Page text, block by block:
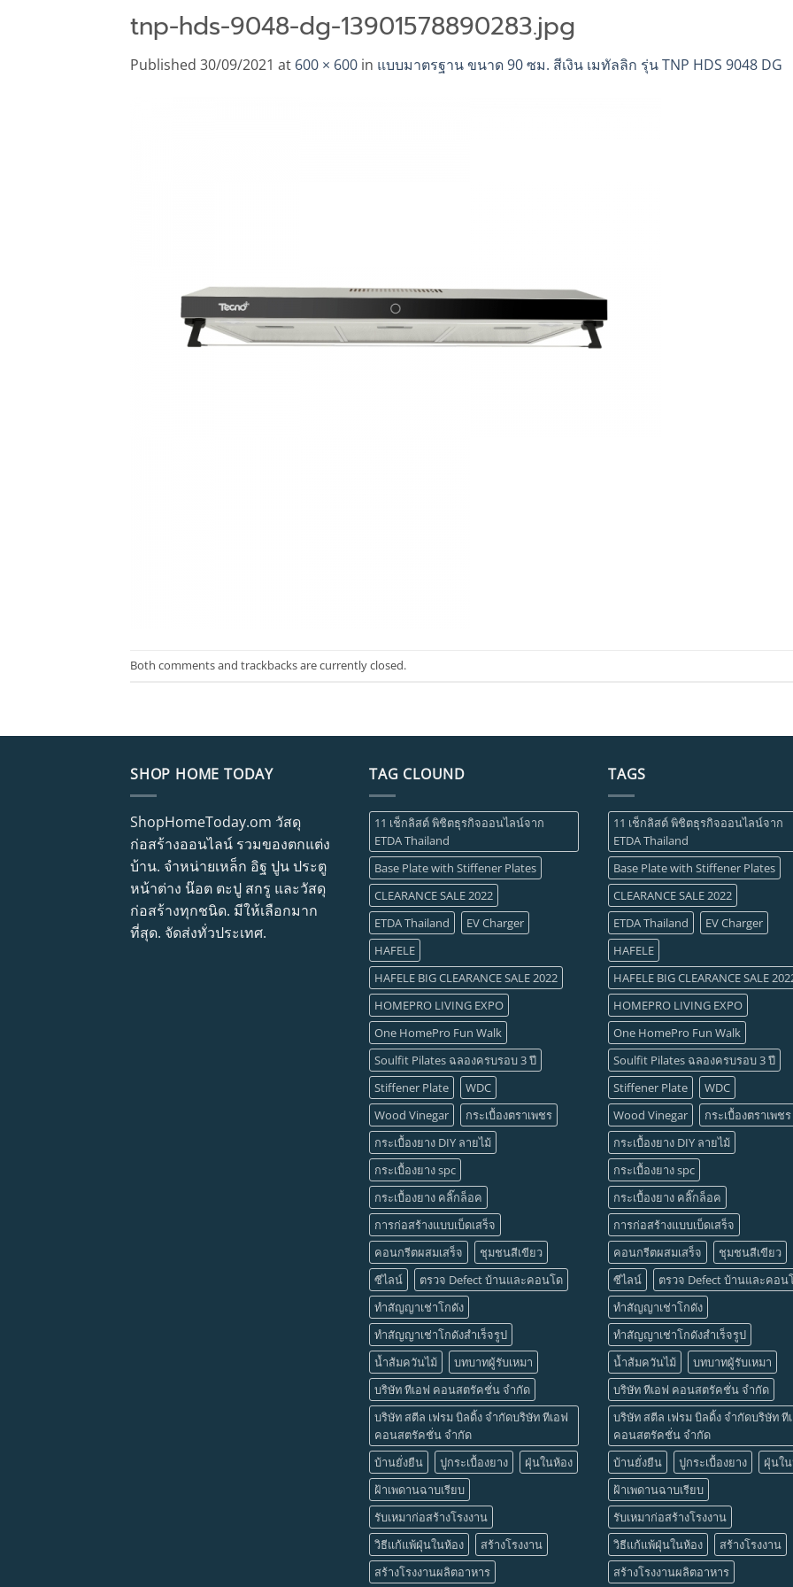
tnp-hds-9048-dg-13901578890283.jpg
Published 30/09/2021 at 600 × 600 in แบบมาตรฐาน ขนาด 90 ซม. สีเงิน เมทัลลิก รุ่น TNP HDS 9048 DG
Both comments and trackbacks are currently closed.
SHOP HOME TODAY
ShopHomeToday.om วัสดุ
ก่อสร้างออนไลน์ รวมของตกแต่ง
บ้าน. จำหน่ายเหล็ก อิฐ ปูน ประตู
หน้าต่าง น๊อต ตะปู สกรู และวัสดุ
ก่อสร้างทุกชนิด. มีให้เลือกมาก
ที่สุด. จัดส่งทั่วประเทศ.
TAG CLOUND
11 เช็กลิสต์ พิชิตธุรกิจออนไลน์จาก
ETDA Thailand
Base Plate with Stiffener Plates
CLEARANCE SALE 2022
ETDA Thailand
EV Charger
HAFELE
HAFELE BIG CLEARANCE SALE 2022
HOMEPRO LIVING EXPO
One HomePro Fun Walk
Soulfit Pilates ฉลองครบรอบ 3 ปี
Stiffener Plate
WDC
Wood Vinegar
กระเบื้องตราเพชร
กระเบื้องยาง DIY ลายไม้
กระเบื้องยาง spc
กระเบื้องยาง คลิ๊กล็อค
การก่อสร้างแบบเบ็ดเสร็จ
คอนกรีตผสมเสร็จ
ชุมชนสีเขียว
ซีไลน์
ตรวจ Defect บ้านและคอนโด
ทำสัญญาเช่าโกดัง
ทำสัญญาเช่าโกดังสำเร็จรูป
น้ำส้มควันไม้
บทบาทผู้รับเหมา
บริษัท ทีเอฟ คอนสตรัคชั่น จำกัด
บริษัท สตีล เฟรม บิลดิ้ง จำกัดบริษัท ทีเอฟ
คอนสตรัคชั่น จำกัด
บ้านยั่งยืน
ปูกระเบื้องยาง
ฝุ่นในห้อง
ฝ้าเพดานฉาบเรียบ
รับเหมาก่อสร้างโรงงาน
วิธีแก้แพ้ฝุ่นในห้อง
สร้างโรงงาน
สร้างโรงงานผลิตอาหาร
TAGS
11 เช็กลิสต์ พิชิตธุรกิจออนไลน์จาก
ETDA Thailand
Base Plate with Stiffener Plates
CLEARANCE SALE 2022
ETDA Thailand
EV Charger
HAFELE
HAFELE BIG CLEARANCE SALE
HOMEPRO LIVING EXPO
One HomePro Fun Walk
Soulfit Pilates ฉลองครบรอบ 3 ปี
Stiffener Plate
WDC
Wood Vinegar
กระเบื้องตราเพชร
กระเบื้องยาง DIY ลายไม้
กระเบื้องยาง spc
กระเบื้องยาง คลิ๊กล็อค
การก่อสร้างแบบเบ็ดเสร็จ
คอนกรีตผสมเสร็จ
ชุมชนสีเขียว
ซีไลน์
ตรวจ Defect บ้านและคอน
ทำสัญญาเช่าโกดัง
ทำสัญญาเช่าโกดังสำเร็จรูป
น้ำส้มควันไม้
บทบาทผู้รับเหมา
บริษัท ทีเอฟ คอนสตรัคชั่น จำกัด
บริษัท สตีล เฟรม บิลดิ้ง จำกัดบริษัท ที
คอนสตรัคชั่น จำกัด
บ้านยั่งยืน
ปูกระเบื้องยาง
ฝุ่นใ
ฝ้าเพดานฉาบเรียบ
รับเหมาก่อสร้างโรงงาน
วิธีแก้แพ้ฝุ่นในห้อง
สร้างโรงงาน
สร้างโรงงานผลิตอาหาร